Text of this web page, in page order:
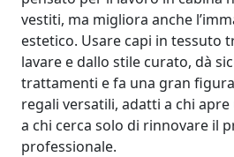
vestiti, ma migliora anche
estetico. Usare capi in tessuto
lavare e dallo stile curato, dà
trattamenti e fa una gran
regali versatili, adatti a chi apre
a chi cerca solo di rinnovare il
professionale.